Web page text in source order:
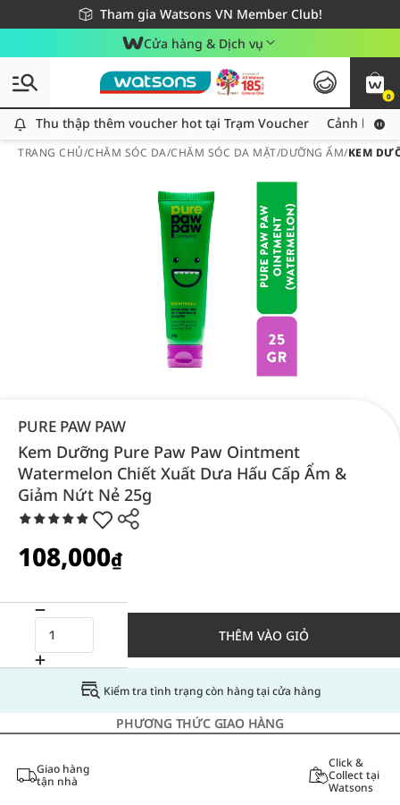
Tham gia Watsons VN Member Club!
Miễn phí giao hàng cho đơn hàng từ 249,000Đ
Giao hàng nhanh 24h - Áp dụng khu vực TP. Hồ Chí Minh
Cửa hàng & Dịch vụ
0
Thu thập thêm voucher hot tại Trạm Voucher
Thu thập thêm voucher hot tại Trạm Voucher Cảnh báo
TRANG CHỦ/CHĂM SÓC DA/CHĂM SÓC DA MẶT/DƯỠNG ẨM/KEM
PURE PAW PAW
Kem Dưỡng Pure Paw Paw Ointment
Watermelon Chiết Xuất Dưa Hấu Cấp Ẩm &
Giảm Nứt Nẻ 25g
108,000₫
THÊM VÀO GIỎ
Kiểm tra tình trạng còn hàng tại cửa hàng
PHƯƠNG THỨC GIAO HÀNG
Giao hàng
tận nhà
Click &
Collect tại
Watsons